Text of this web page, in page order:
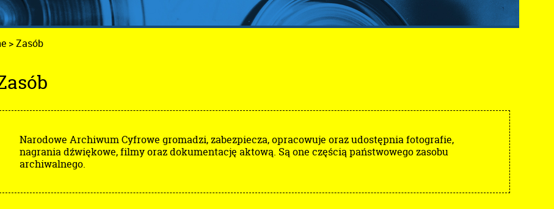
>Zasób
Narodowe Archiwum Cyfrowe gromadzi, zabezpiecza, opracowuje oraz udostępnia fotografie,
nagrania dźwiękowe, filmy oraz dokumentację aktową. Są one częścią państwowego zasobu
archiwalnego.